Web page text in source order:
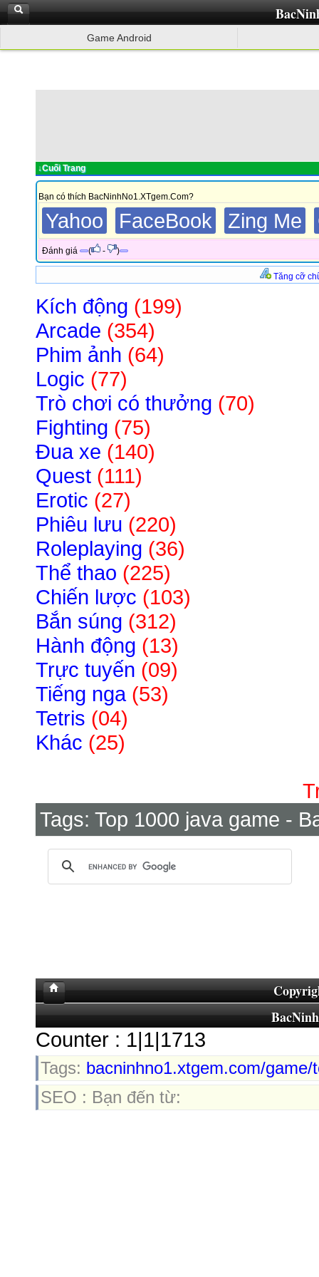
Game Android
↓Cuối Trang
Bạn có thích BacNinhNo1.XTgem.Com?
Yahoo FaceBook Zing Me
Đánh giá ( - )
Tăng cỡ
Kích động (199)
Arcade (354)
Phim ảnh (64)
Logic (77)
Trò chơi có thưởng (70)
Fighting (75)
Đua xe (140)
Quest (111)
Erotic (27)
Phiêu lưu (220)
Roleplaying (36)
Thể thao (225)
Chiến lược (103)
Bắn súng (312)
Hành động (13)
Trực tuyến (09)
Tiếng nga(53)
Tetris (04)
Khác (25)
Tags: Top 1000 java game -
Counter : 1|1|1713
Tags: bacninhno1.xtgem.com/game/
SEO : Bạn đến từ: